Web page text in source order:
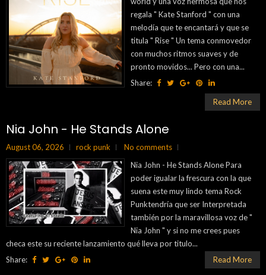
regala " Kate Stanford " con una
melodía que te encantará y que se
titula " Rise " Un tema conmovedor
con muchos ritmos suaves y de
pronto movidos... Pero con una...
Share:
Read More
Nia John - He Stands Alone
August 06, 2026 rock punk
No comments
Nia John - He Stands Alone Para
poder igualar la frescura con la que
suena este muy lindo tema Rock
Punktendría que ser Interpretada
también por la maravillosa voz de "
Nia John " y si no me crees pues
checa este su reciente lanzamiento qué lleva por titulo...
Share:
Read More